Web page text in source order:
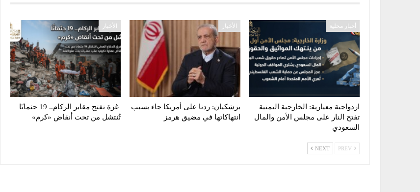
أخبار محلية
ازدواجية معيارية: الخارجية اليمنية
تفتح النار على مجلس الأمن والمال
السعودي
الأخبار
بزشكيان: ردنا على أمريكا جاء بسبب
انتهاكاتها في مضيق هرمز
الأخبار
غزة تفتح مقابر الركام.. 19 جثمانًا
تُنتشل من تحت أنقاض «كرم»
NEXT